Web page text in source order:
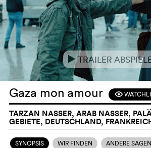
eTRAILER
Gaza mon amour F
TARZAN NASSER, ARAB NASSER,
GEBIETE, DEUTSCHLAND,
SYNOPSIS WIR FINDEN ANDERE SAGEN